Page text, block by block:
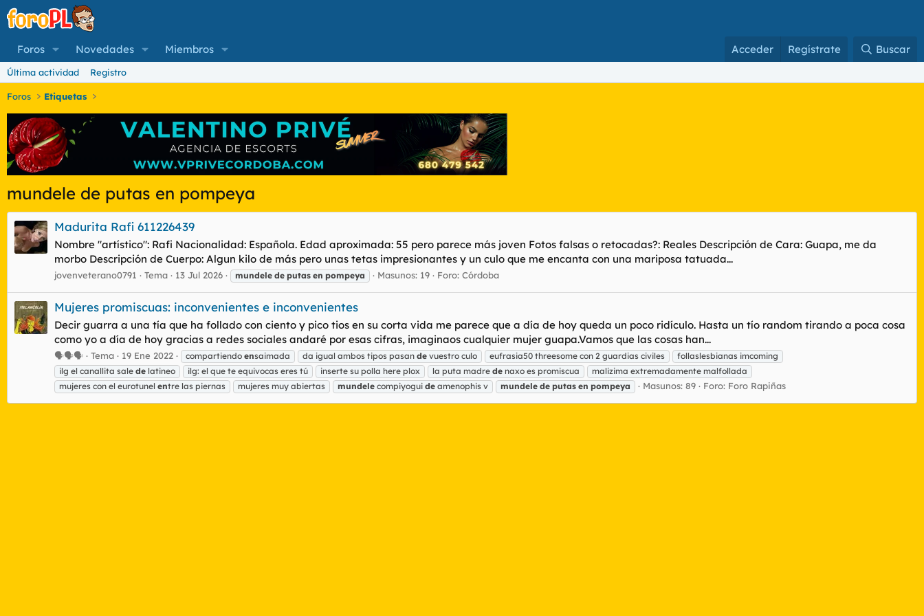
Foros Novedades Miembros Acceder Regístrate Buscar
Última actividad Registro
Foros Etiquetas
mundele de putas en pompeya
Madurita Rafi 611226439
Nombre "artístico": Rafi Nacionalidad: Española. Edad aproximada: 55 pero parece más joven Fotos falsas o retocadas?: Reales Descripción de Cara: Guapa, me da
morbo Descripción de Cuerpo: Algun kilo de más pero unas tetas impresionantes y un culo que me encanta con una mariposa tatuada...
jovenveterano0791 Tema 13 Jul 2026 mundele de putas en pompeya Masunos: 19 Foro: Córdoba
Mujeres promiscuas: inconvenientes e inconvenientes
Decir guarra a una tía que ha follado con ciento y pico tios en su corta vida me parece que a día de hoy queda un poco ridículo. Hasta un tío random tirando a poca cosa
como yo a día de hoy gracias a redes sociales andaré por esas cifras, imaginaos cualquier mujer guapa.Vamos que las cosas han...
🗣🗣🗣 Tema 19 Ene 2022 compartiendo ensaimada da igual ambos tipos pasan de vuestro culo eufrasia50 threesome con 2 guardias civiles
follaslesbianas imcoming
ilg el canallita sale de latineo ilg: el que te equivocas eres tú inserte su polla here plox la puta madre de naxo es promiscua
malizima extremadamente malfollada
mujeres con el eurotunel entre las piernas mujeres muy abiertas mundele compiyogui de amenophis v mundele de putas en pompeya Masunos: 89 Foro: Foro Rapiñas